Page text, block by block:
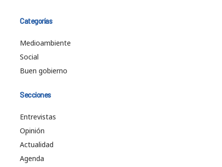
Categorías
Medioambiente
Social
Buen gobierno
Secciones
Entrevistas
Opinión
Actualidad
Agenda